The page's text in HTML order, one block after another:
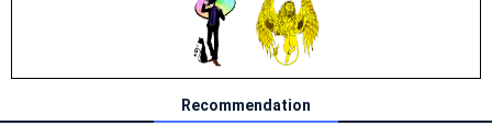
Recommendation